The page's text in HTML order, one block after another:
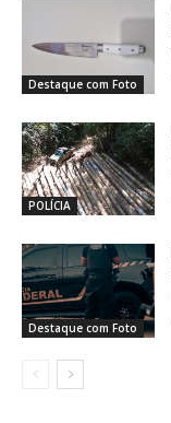
Destaque com Foto
POLÍCIA
Destaque com Foto